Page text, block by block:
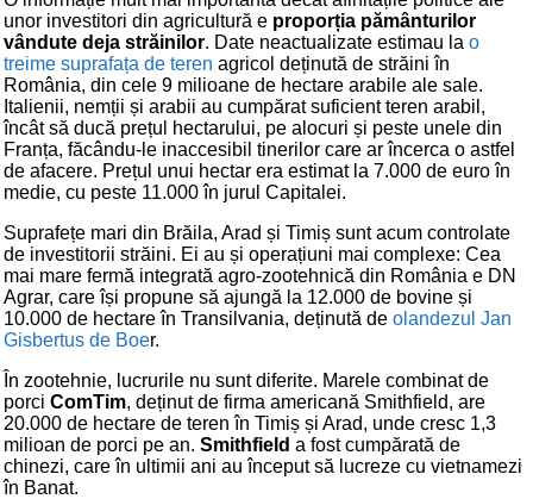
unor investitori din agricultură e proporția pământurilor
vândute deja străinilor. Date neactualizate estimau la o
treime suprafața de teren agricol deținută de străini în
România, din cele 9 milioane de hectare arabile ale sale.
Italienii, nemții și arabii au cumpărat suficient teren arabil,
încât să ducă prețul hectarului, pe alocuri și peste unele din
Franța, făcându-le inaccesibil tinerilor care ar încerca o astfel
de afacere. Prețul unui hectar era estimat la 7.000 de euro în
medie, cu peste 11.000 în jurul Capitalei.
Suprafețe mari din Brăila, Arad și Timiș sunt acum controlate
de investitorii străini. Ei au și operațiuni mai complexe: Cea
mai mare fermă integrată agro-zootehnică din România e DN
Agrar, care își propune să ajungă la 12.000 de bovine și
10.000 de hectare în Transilvania, deținută de olandezul Jan
Gisbertus de Boer.
În zootehnie, lucrurile nu sunt diferite. Marele combinat de
porci ComTim, deținut de firma americană Smithfield, are
20.000 de hectare de teren în Timiș și Arad, unde cresc 1,3
milioan de porci pe an. Smithfield a fost cumpărată de
chinezi, care în ultimii ani au început să lucreze cu vietnamezi
în Banat.